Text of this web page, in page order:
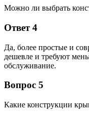
Можно ли выбрать
Ответ 4
Да, более простые и
дешевле и требуют
обслуживание.
Вопрос 5
Какие конструкции